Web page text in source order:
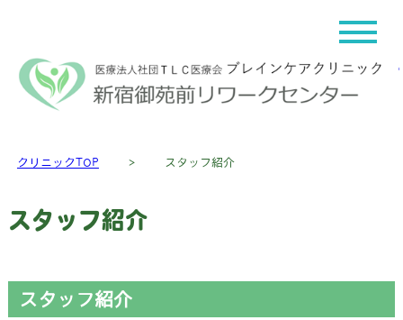
クリニックTOP ＞ スタッフ紹介
スタッフ紹介
スタッフ紹介